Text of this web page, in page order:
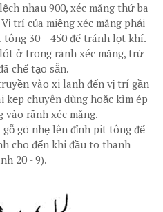
nhau 900, xéc măng thứ ba
trí của miệng xéc măng phải
30 – 450 để tránh lọt khí.
ở trong rãnh xéc măng, trừ
chế tạo sẵn.
vào xi lanh đến vị trí gần
kẹp chuyên dùng hoặc kìm ép
vào rãnh xéc măng.
gõ nhẹ lên đỉnh pit tông để
cho đến khi đầu to thanh
20 - 9).